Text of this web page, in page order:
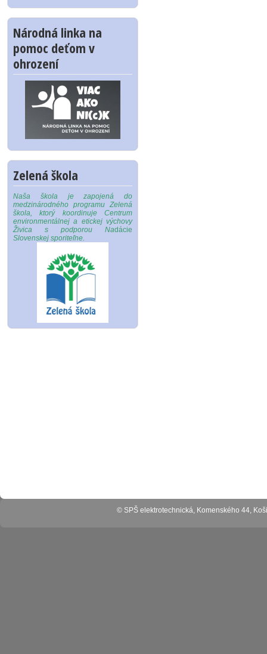
Národná linka na
pomoc deťom v
ohrození
Zelená škola
Naša škola je zapojená do
medzinárodného programu Zelená
škola, ktorý koordinuje Centrum
environmentálnej a etickej výchovy
Živica s podporou Nadácie
Slovenskej sporiteľne.
© SPŠ elektrotechnická, Komenského 44,